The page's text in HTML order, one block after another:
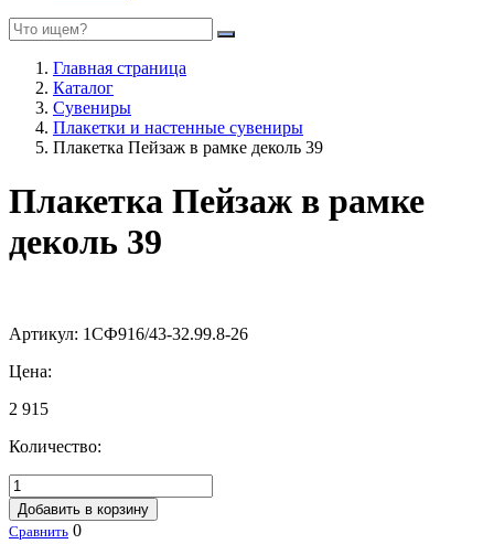
Главная страница
Каталог
Сувениры
Плакетки и настенные сувениры
Плакетка Пейзаж в рамке деколь 39
Плакетка Пейзаж в рамке
деколь 39
Артикул: 1СФ916/43-32.99.8-26
Цена:
2 915
Количество:
Добавить в корзину
Сравнить 0